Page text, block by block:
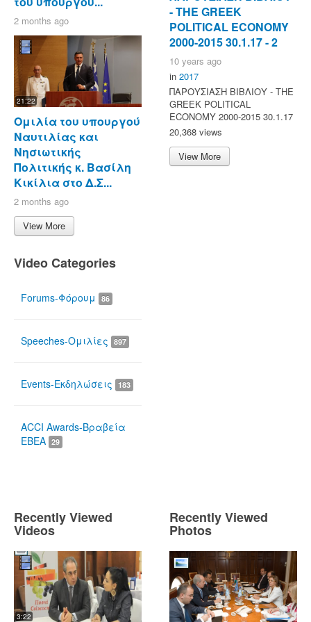
2 months ago
21:22
Ομιλία του υπουργού
Ναυτιλίας και
Νησιωτικής
Πολιτικής κ. Βασίλη
Κικίλια στο Δ.Σ...
2 months ago
View More
Video Categories
Forums-Φόρουμ 86
Speeches-Ομιλίες 897
Events-Εκδηλώσεις 183
ACCI Awards-Βραβεία
ΕΒΕΑ 29
- ΤΗΕ GREEK
POLITICAL ECONOMY
2000-2015 30.1.17 - 2
10 years ago
in 2017
ΠΑΡΟΥΣΙΑΣΗ ΒΙΒΛΙΟΥ - ΤΗΕ
GREEK POLITICAL
ECONOMY 2000-2015 30.1.17
20,368 views
View More
Recently Viewed
Videos
3:22
Recently Viewed
Photos